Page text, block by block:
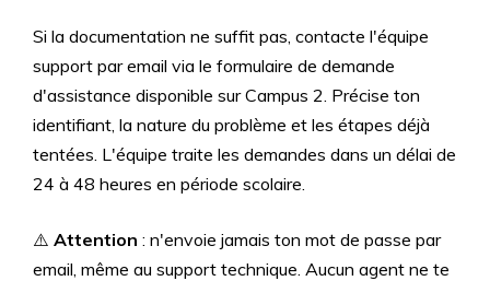
Si la documentation ne suffit pas, contacte l'équipe
support par email via le formulaire de demande
d'assistance disponible sur Campus 2. Précise ton
identifiant, la nature du problème et les étapes déjà
tentées. L'équipe traite les demandes dans un délai de
24 à 48 heures en période scolaire.
⚠️ Attention : n'envoie jamais ton mot de passe par
email, même au support technique. Aucun agent ne te